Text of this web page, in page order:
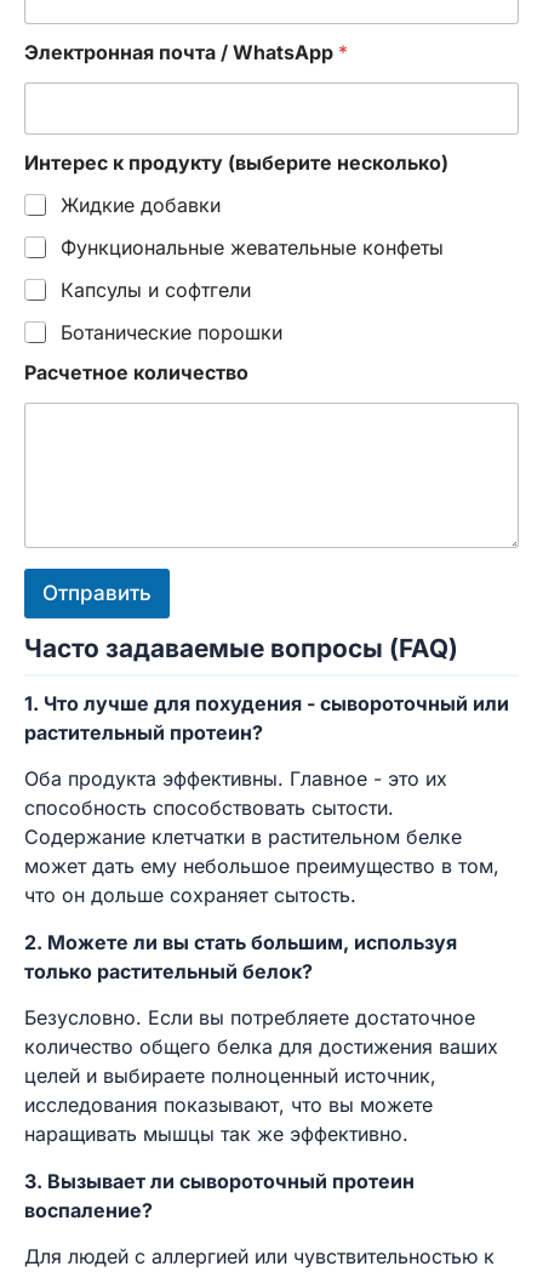
Электронная почта / WhatsApp *
Интерес к продукту (выберите несколько)
Жидкие добавки
Функциональные жевательные конфеты
Капсулы и софтгели
Ботанические порошки
Расчетное количество
Отправить
Часто задаваемые вопросы (FAQ)
1. Что лучше для похудения - сывороточный или
растительный протеин?
Оба продукта эффективны. Главное - это их
способность способствовать сытости.
Содержание клетчатки в растительном белке
может дать ему небольшое преимущество в том,
что он дольше сохраняет сытость.
2. Можете ли вы стать большим, используя
только растительный белок?
Безусловно. Если вы потребляете достаточное
количество общего белка для достижения ваших
целей и выбираете полноценный источник,
исследования показывают, что вы можете
наращивать мышцы так же эффективно.
3. Вызывает ли сывороточный протеин
воспаление?
Для людей с аллергией или чувствительностью к